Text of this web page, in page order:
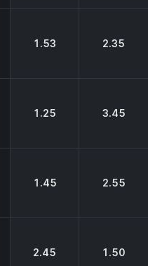
1.53 2.35
1.25 3.45
1.45 2.55
2.45 1.50